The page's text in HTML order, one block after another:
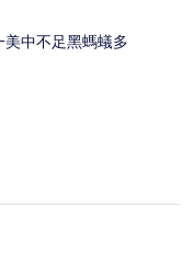
美中不足黑螞蟻多